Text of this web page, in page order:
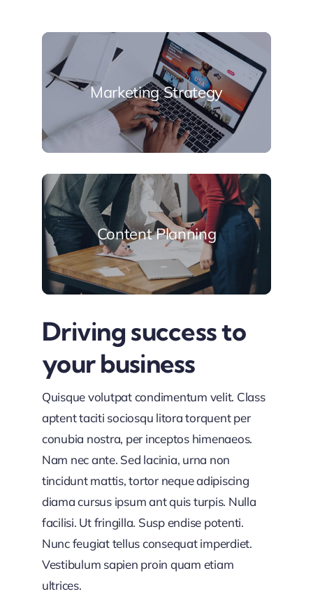
Marketing Strategy
Content Planning
Driving success to
your business
Quisque volutpat condimentum velit. Class
aptent taciti sociosqu litora torquent per
conubia nostra, per inceptos himenaeos.
Nam nec ante. Sed lacinia, urna non
tincidunt mattis, tortor neque adipiscing
diama cursus ipsum ant quis turpis. Nulla
facilisi. Ut fringilla. Susp endise potenti.
Nunc feugiat tellus consequat imperdiet.
Vestibulum sapien proin quam etiam
ultrices.